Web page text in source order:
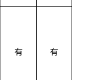
有 有